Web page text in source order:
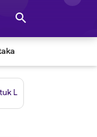

Skala & Data